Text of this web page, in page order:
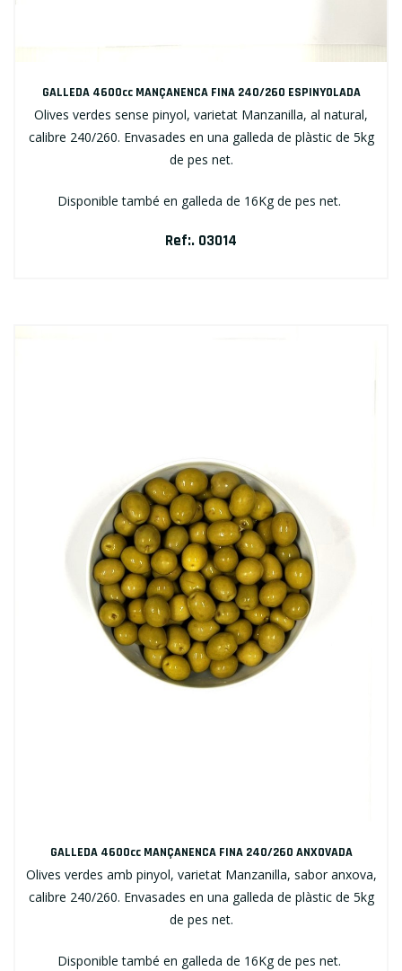
GALLEDA 4600cc MANÇANENCA FINA 240/260 ESPINYOLADA
Olives verdes sense pinyol, varietat Manzanilla, al natural,
calibre 240/260. Envasades en una galleda de plàstic de 5kg
de pes net.
Disponible també en galleda de 16Kg de pes net.
Ref:. 03014
GALLEDA 4600cc MANÇANENCA FINA 240/260 ANXOVADA
Olives verdes amb pinyol, varietat Manzanilla, sabor anxova,
calibre 240/260. Envasades en una galleda de plàstic de 5kg
de pes net.
Disponible també en galleda de 16Kg de pes net.